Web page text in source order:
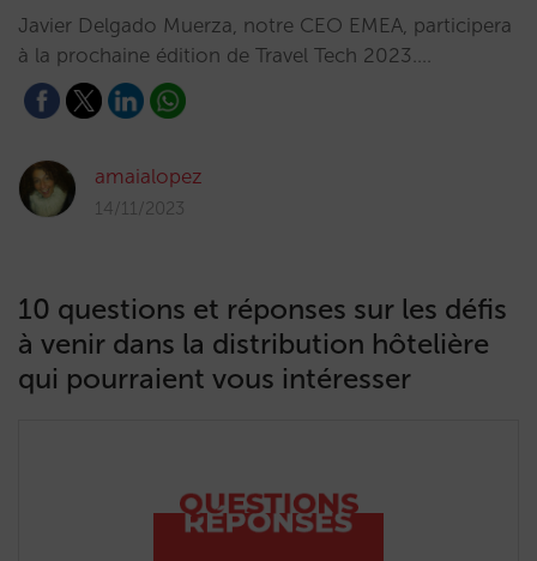
Javier Delgado Muerza, notre CEO EMEA, participera
à la prochaine édition de Travel Tech 2023.…
amaialopez
14/11/2023
10 questions et réponses sur les défis
à venir dans la distribution hôtelière
qui pourraient vous intéresser